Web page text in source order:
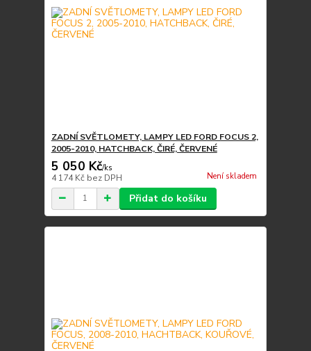
ZADNÍ SVĚTLOMETY, LAMPY LED FORD FOCUS 2,
2005-2010, HATCHBACK, ČIRÉ, ČERVENÉ
5 050 Kč/ks
4 174 Kč bez DPH Není skladem
Přidat do košíku